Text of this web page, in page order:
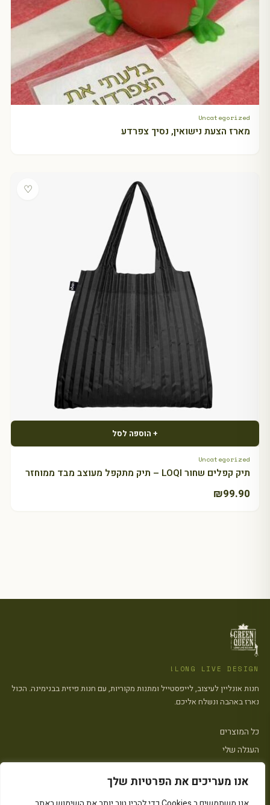
אנו מעריכים את הפרטיות שלך
Uncategorized
מארז הצעת נישואין, נסיך צפרדע
♡
+ הוספה לסל
Uncategorized
תיק קפלים שחור LOQI – תיק מתקפל מעוצב מבד ממוחזר
₪99.90
LONG LIVE DESIGN!
חנות אונליין לעיצוב, לייפסטייל ומתנות מקוריות, עם חנות פיזית בבנימינה. הכול
נארז באהבה ונשלח אליכם.
כל המוצרים
העגלה שלי